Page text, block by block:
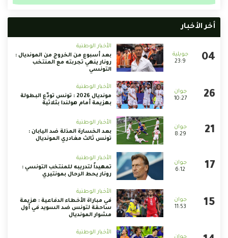
أخر الأخبار
23:9
الأخبار الوطنية
بعد أسبوع من الخروج من المونديال :
رونار ينهي تجربته مع المنتخب
التونسي
10:27
الأخبار الوطنية
مونديال 2026 : تونس تودّع البطولة
بهزيمة أمام هولندا بثلاثية
8:29
الأخبار الوطنية
بعد الخسارة المذلة ضد اليابان :
تونس ثالث مغادري المونديال
6:12
الأخبار الوطنية
تمهيداً لتدريبه للمنتخب التونسي :
رونار يحط الرحال بمونتيري
11:53
الأخبار الوطنية
في مباراة الأخطاء الدفاعية : هزيمة
ساحقة لتونس ضد السويد في أول
مشوار المونديال
الأخبار الوطنية